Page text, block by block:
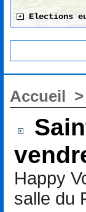
Elections
Accueil >
Happy
salle du